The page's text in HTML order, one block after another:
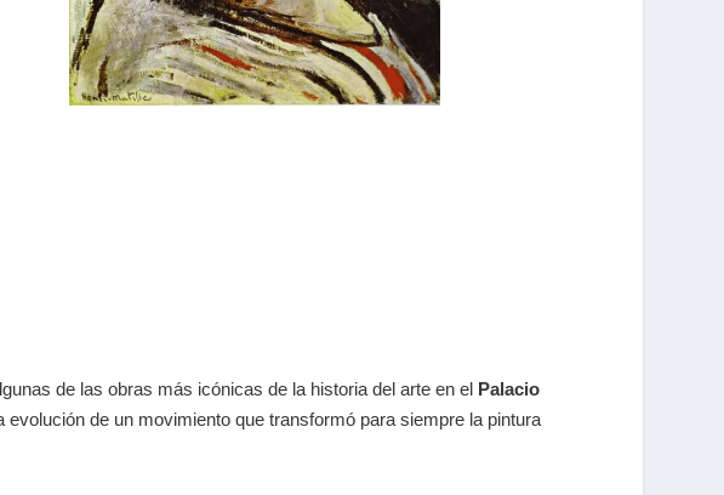
de las obras más icónicas de la historia del arte en el Palacio
de un movimiento que transformó para siempre la pintura